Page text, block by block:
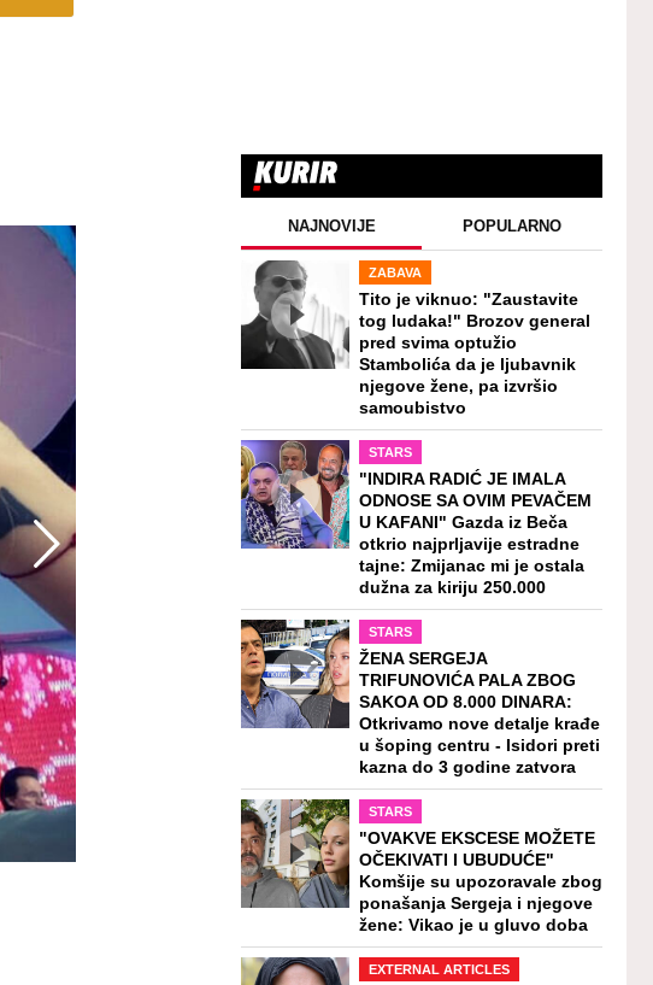
NAJNOVIJE POPULARNO
ZABAVA
Tito je viknuo: "Zaustavite
tog ludaka!" Brozov general
pred svima optužio
Stambolića da je ljubavnik
njegove žene, pa izvršio
samoubistvo
STARS
"INDIRA RADIĆ JE IMALA
ODNOSE SA OVIM PEVAČEM
U KAFANI" Gazda iz Beča
otkrio najprljavije estradne
tajne: Zmijanac mi je ostala
dužna za kiriju 250.000
STARS
ŽENA SERGEJA
TRIFUNOVIĆA PALA ZBOG
SAKOA OD 8.000 DINARA:
Otkrivamo nove detalje krađe
u šoping centru - Isidori preti
kazna do 3 godine zatvora
STARS
"OVAKVE EKSCESE MOŽETE
OČEKIVATI I UBUDUĆE"
Komšije su upozoravale zbog
ponašanja Sergeja i njegove
žene: Vikao je u gluvo doba
EXTERNAL ARTICLES